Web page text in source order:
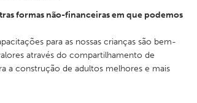
formas não-financeiras em que podemos
para as nossas crianças são bem-
através do compartilhamento de
a construção de adultos melhores e mais